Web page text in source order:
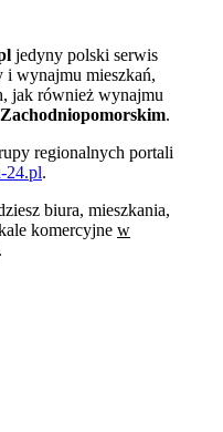
jedyny polski serwis
i wynajmu mieszkań,
jak również wynajmu
.
regionalnych portali
24.pl.
biura, mieszkania,
komercyjne w
.